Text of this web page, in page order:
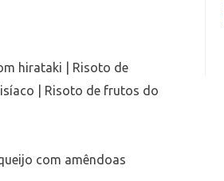
hirataki | Risoto de
| Risoto de frutos do
com amêndoas